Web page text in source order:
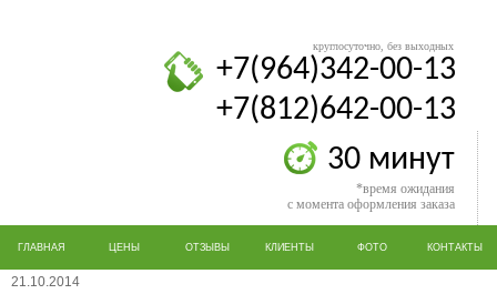
круглосуточно, без выходных
+7(964)342-00-13
+7(812)642-00-13
30 минут
*время ожидания
с момента оформления заказа
ГЛАВНАЯ ЦЕНЫ ОТЗЫВЫ КЛИЕНТЫ ФОТО КОНТАКТЫ
21.10.2014